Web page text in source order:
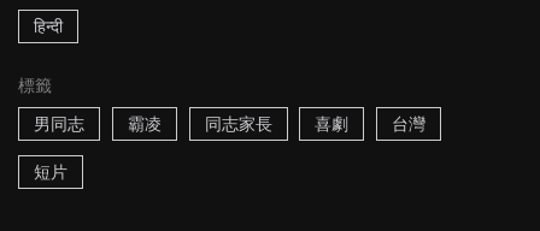
हिन्दी
標籤
男同志
霸凌 同志家長 喜劇 台灣
短片